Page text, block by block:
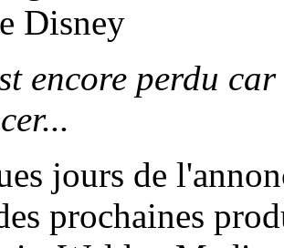
encore perdu
jours de
prochaines